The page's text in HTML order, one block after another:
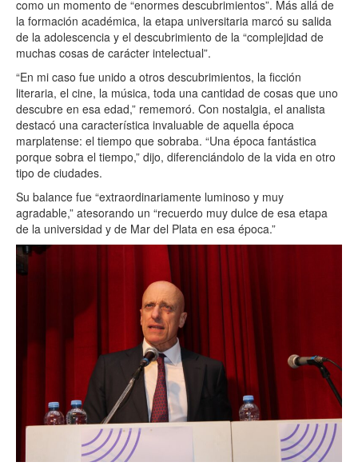
como un momento de “enormes descubrimientos”. Más allá de
la formación académica, la etapa universitaria marcó su salida
de la adolescencia y el descubrimiento de la “complejidad de
muchas cosas de carácter intelectual”.
“En mi caso fue unido a otros descubrimientos, la ficción
literaria, el cine, la música, toda una cantidad de cosas que uno
descubre en esa edad,” rememoró. Con nostalgia, el analista
destacó una característica invaluable de aquella época
marplatense: el tiempo que sobraba. “Una época fantástica
porque sobra el tiempo,” dijo, diferenciándolo de la vida en otro
tipo de ciudades.
Su balance fue “extraordinariamente luminoso y muy
agradable,” atesorando un “recuerdo muy dulce de esa etapa
de la universidad y de Mar del Plata en esa época.”